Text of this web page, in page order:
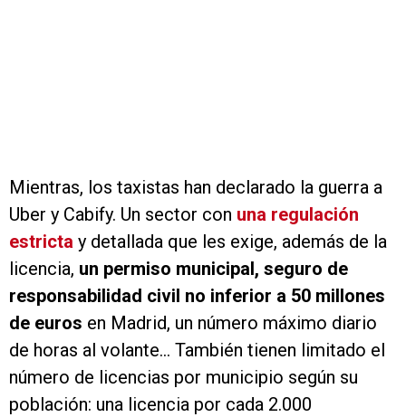
Mientras, los taxistas han declarado la guerra a
Uber y Cabify. Un sector con una regulación
estricta y detallada que les exige, además de la
licencia, un permiso municipal, seguro de
responsabilidad civil no inferior a 50 millones
de euros en Madrid, un número máximo diario
de horas al volante… También tienen limitado el
número de licencias por municipio según su
población: una licencia por cada 2.000